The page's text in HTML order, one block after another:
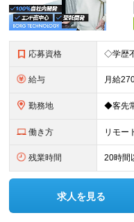
応募資格
給与
勤務地
働き方 リモー
残業時間 20時間
求人を見る